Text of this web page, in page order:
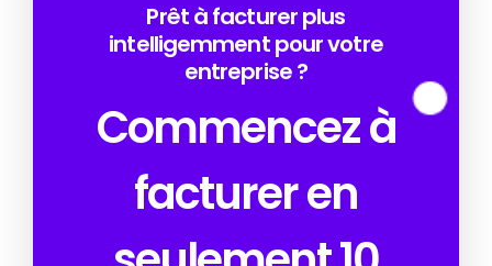
Prêt à facturer plus
intelligemment pour votre
entreprise ?
Commencez à
facturer en